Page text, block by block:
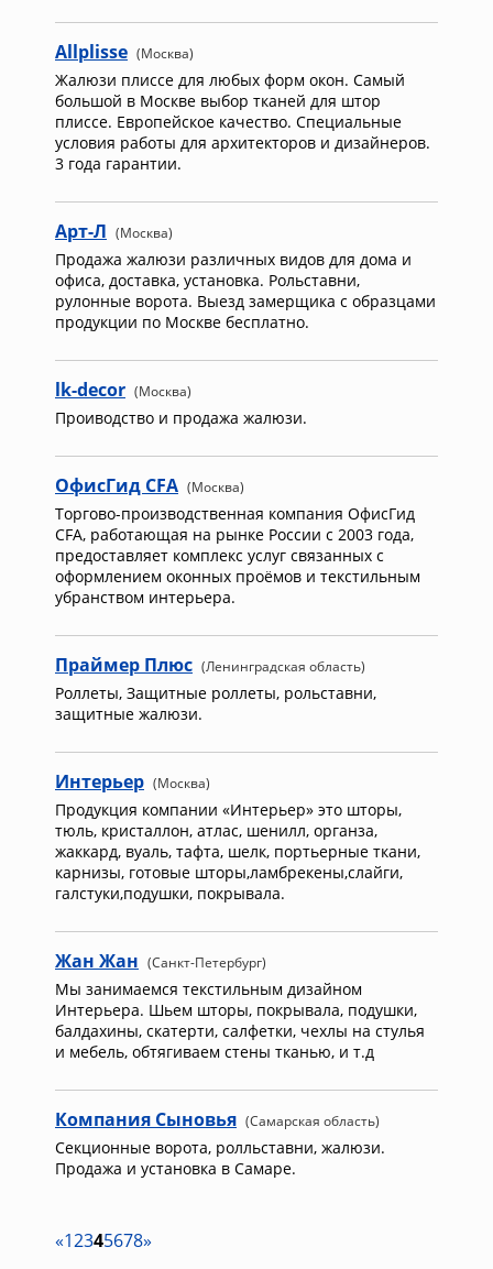
Allplisse (Москва)
Жалюзи плиссе для любых форм окон. Самый
большой в Москве выбор тканей для штор
плиссе. Европейское качество. Специальные
условия работы для архитекторов и дизайнеров.
3 года гарантии.
Арт-Л (Москва)
Продажа жалюзи различных видов для дома и
офиса, доставка, установка. Рольставни,
рулонные ворота. Выезд замерщика с образцами
продукции по Москве бесплатно.
lk-decor (Москва)
Проиводство и продажа жалюзи.
ОфисГид CFA (Москва)
Торгово-производственная компания ОфисГид
CFA, работающая на рынке России с 2003 года,
предоставляет комплекс услуг связанных с
оформлением оконных проёмов и текстильным
убранством интерьера.
Праймер Плюс (Ленинградская область)
Роллеты, Защитные роллеты, рольставни,
защитные жалюзи.
Интерьер (Москва)
Продукция компании «Интерьер» это шторы,
тюль, кристаллон, атлас, шенилл, органза,
жаккард, вуаль, тафта, шелк, портьерные ткани,
карнизы, готовые шторы,ламбрекены,слайги,
галстуки,подушки, покрывала.
Жан Жан (Санкт-Петербург)
Мы занимаемся текстильным дизайном
Интерьера. Шьем шторы, покрывала, подушки,
балдахины, скатерти, салфетки, чехлы на стулья
и мебель, обтягиваем стены тканью, и т.д
Компания Сыновья (Самарская область)
Секционные ворота, ролльставни, жалюзи.
Продажа и установка в Самаре.
«12345678»